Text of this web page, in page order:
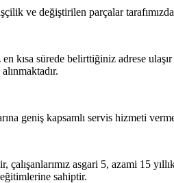
ve değiştirilen parçalar
kısa sürede belirttiğiniz adrese
geniş kapsamlı servis hizmeti
asgari 5, azami 15
sahiptir.